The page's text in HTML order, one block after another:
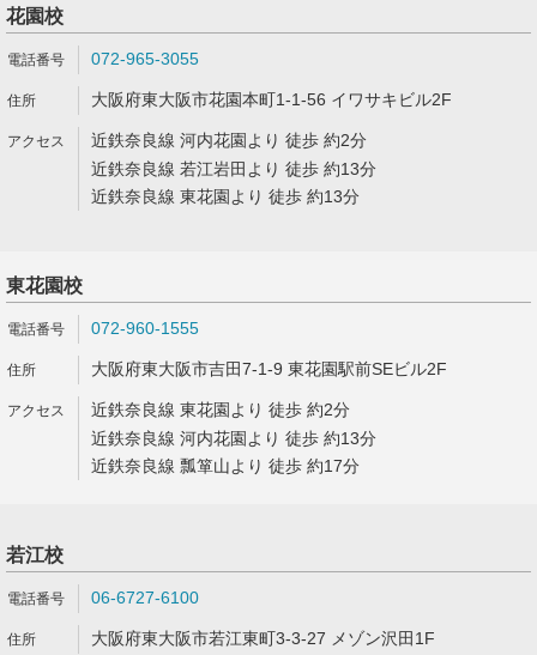
花園校
072-965-3055
大阪府東大阪市花園本町1-1-56 イワサキビル2F
近鉄奈良線 河内花園より 徒歩 約2分
近鉄奈良線 若江岩田より 徒歩 約13分
近鉄奈良線 東花園より 徒歩 約13分
東花園校
072-960-1555
大阪府東大阪市吉田7-1-9 東花園駅前SEビル2F
近鉄奈良線 東花園より 徒歩 約2分
近鉄奈良線 河内花園より 徒歩 約13分
近鉄奈良線 瓢箪山より 徒歩 約17分
若江校
06-6727-6100
大阪府東大阪市若江東町3-3-27 メゾン沢田1F